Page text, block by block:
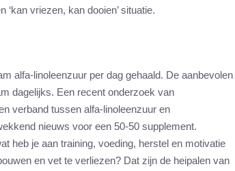
vriezen, kan dooien’ situatie.
alfa-linoleenzuur per dag gehaald. De aanbevolen
dagelijks. Een recent onderzoek van
verband tussen alfa-linoleenzuur en
nieuws voor een 50-50 supplement.
heb je aan training, voeding, herstel en motivatie
en vet te verliezen? Dat zijn de heipalen van